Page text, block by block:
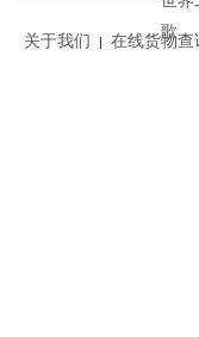
歌
关于我们 在线货物查